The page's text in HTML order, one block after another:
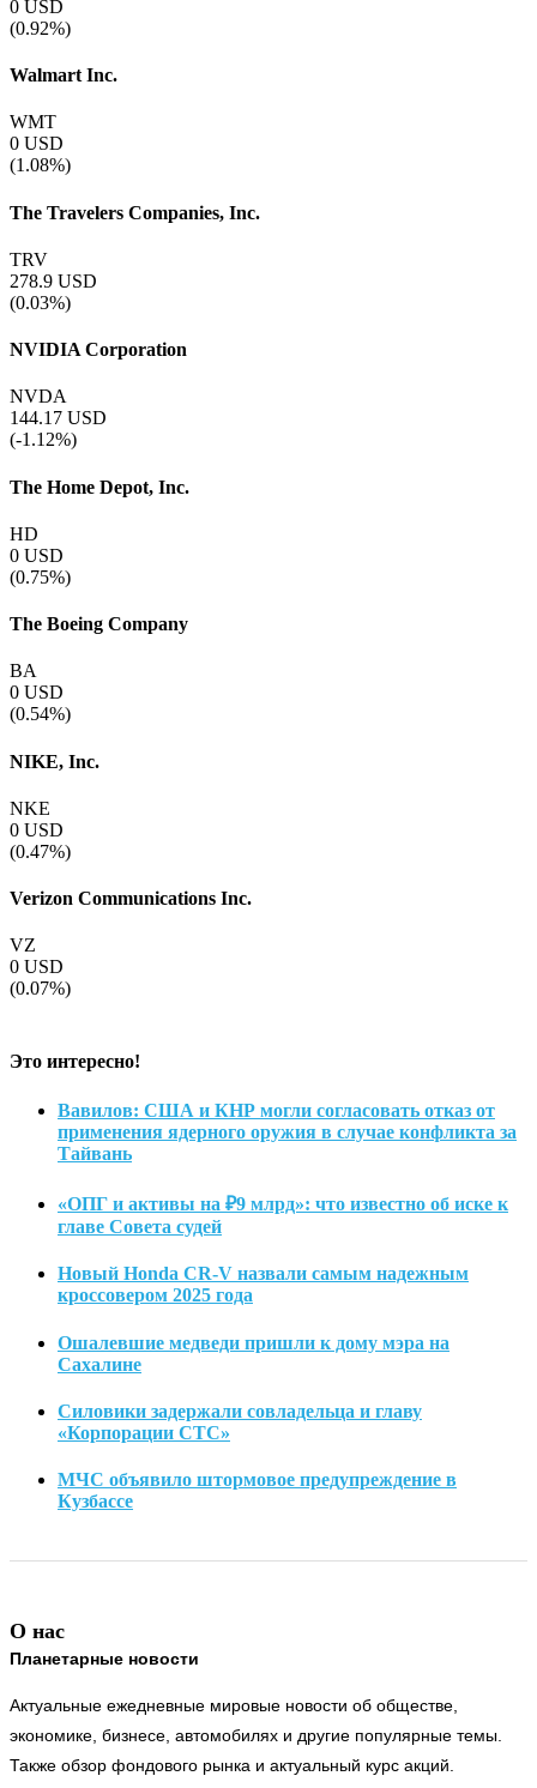
0 USD
(0.92%)
Walmart Inc.
WMT
0 USD
(1.08%)
The Travelers Companies, Inc.
TRV
278.9 USD
(0.03%)
NVIDIA Corporation
NVDA
144.17 USD
(-1.12%)
The Home Depot, Inc.
HD
0 USD
(0.75%)
The Boeing Company
BA
0 USD
(0.54%)
NIKE, Inc.
NKE
0 USD
(0.47%)
Verizon Communications Inc.
VZ
0 USD
(0.07%)
Это интересно!
Вавилов: США и КНР могли согласовать отказ от
применения ядерного оружия в случае конфликта за
Тайвань
«ОПГ и активы на ₽9 млрд»: что известно об иске к
главе Совета судей
Новый Honda CR-V назвали самым надежным
кроссовером 2025 года
Ошалевшие медведи пришли к дому мэра на
Сахалине
Силовики задержали совладельца и главу
«Корпорации СТС»
МЧС объявило штормовое предупреждение в
Кузбассе
О нас
Планетарные новости
Актуальные ежедневные мировые новости об обществе,
экономике, бизнесе, автомобилях и другие популярные темы.
Также обзор фондового рынка и актуальный курс акций.